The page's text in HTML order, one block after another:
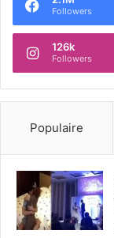
Followers
126k
Followers
Populaire